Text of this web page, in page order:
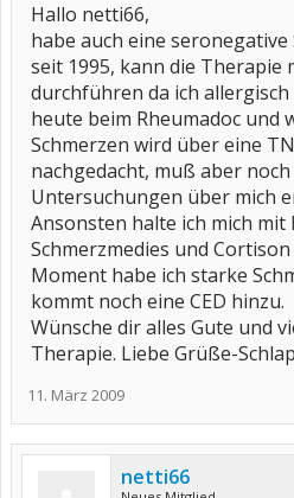
Hallo netti66,
habe auch eine
seit 1995, kann die Therapie
durchführen da ich
heute beim Rheumadoc und
Schmerzen wird über eine
nachgedacht, muß aber
Untersuchungen über mich
Ansonsten halte ich mich mit
Schmerzmedies und
Moment habe ich starke
kommt noch eine CED hinzu.
Wünsche dir alles Gute und
Therapie. Liebe Grüße-
11. März 2009
netti66